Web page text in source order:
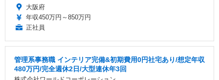
大阪府
年収450万円～850万円
正社員
管理系事務職 インテリア完備&初期費用0円社宅あり/想定年収
480万円/完全週休2日/大型連休年3回